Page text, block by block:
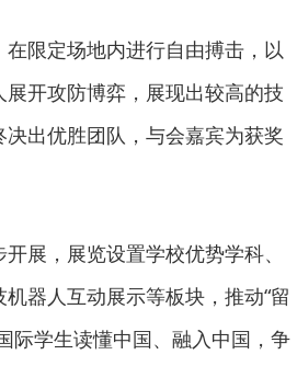
限定场地内进行自由搏击，以
开攻防博弈，展现出较高的技
出优胜团队，与会嘉宾为获奖
展，展览设置学校优势学科、
器人互动展示等板块，推动“留
际学生读懂中国、融入中国，争